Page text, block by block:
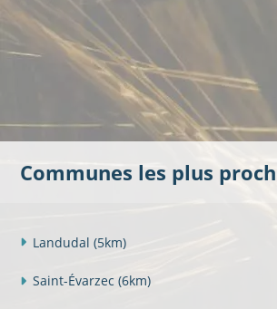
Communes les plus
Landudal (5km)
Saint-Évarzec (6km)